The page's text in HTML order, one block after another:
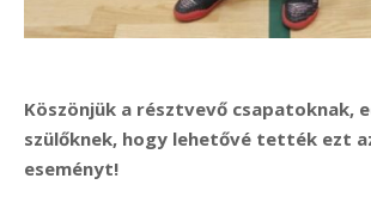
Köszönjük a résztvevő csapatoknak,
szülőknek, hogy lehetővé tették ezt
eseményt!